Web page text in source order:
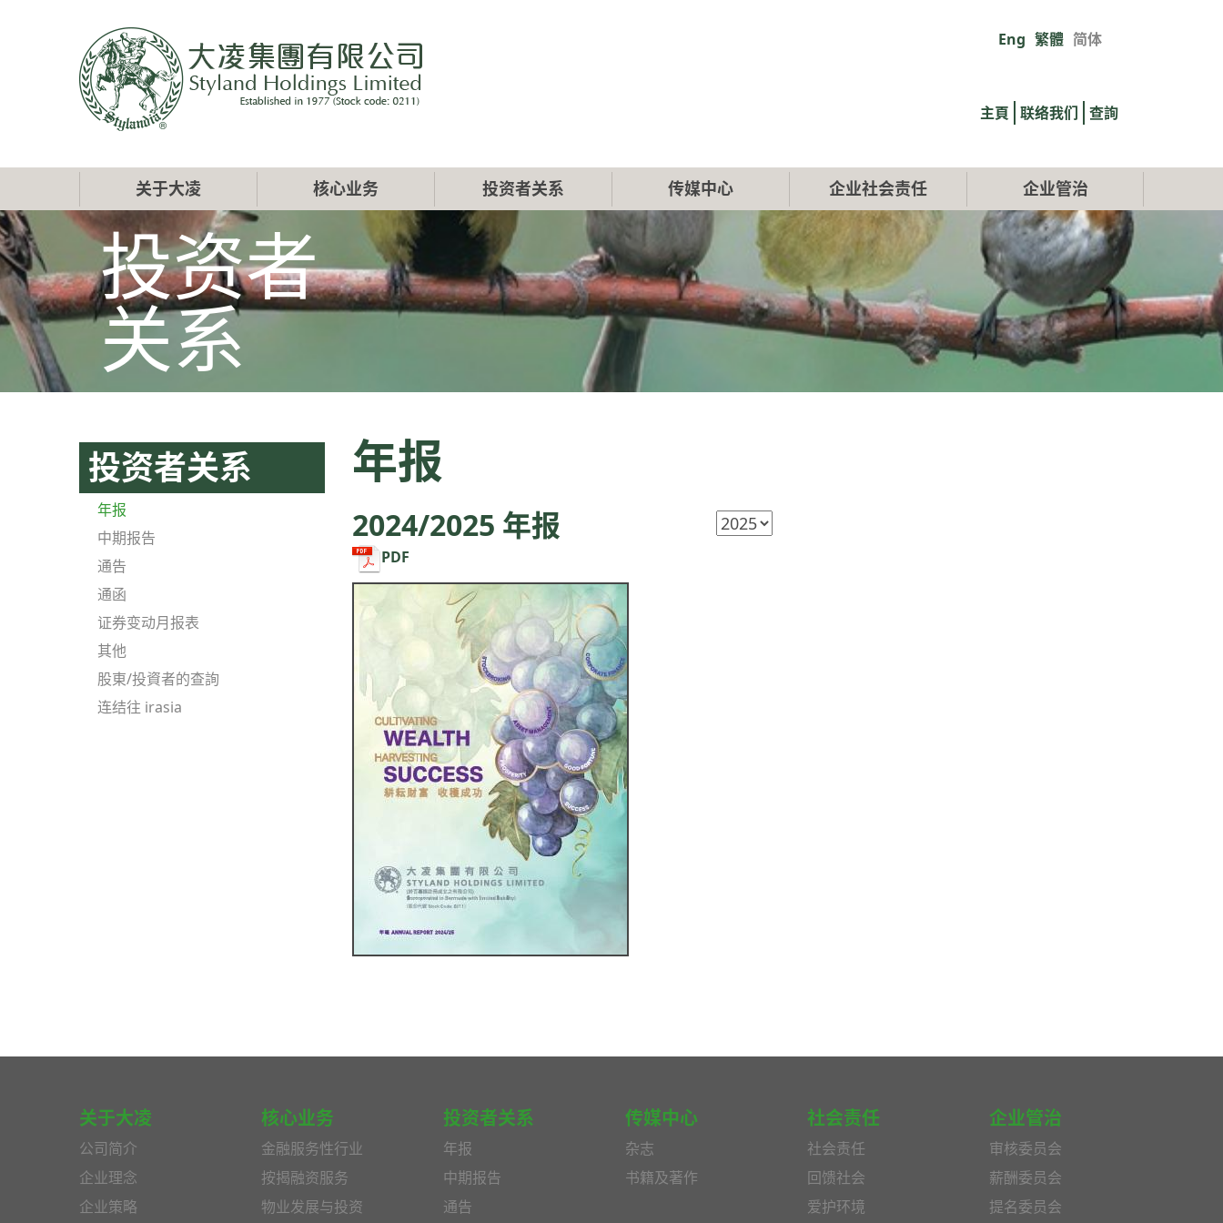
Eng 繁體 简体
links
主頁 联络我们 查詢
Main
navigation
关于大凌 核心业务 投资者关系 传媒中心 企业社会责任 企业管治
投资者
关系
投资者关系
年报
中期报告
通告
通函
证券变动月报表
其他
股東/投資者的查詢
连结往 irasia
年报
2024/2025 年报
PDF
关于大凌
公司简介
企业理念
企业策略
核心业务
金融服务性行业
按揭融资服务
物业发展与投资
投资者关系
年报
中期报告
通告
传媒中心
杂志
书籍及著作
社会责任
社会责任
回馈社会
爱护环境
企业管治
审核委员会
薪酬委员会
提名委员会